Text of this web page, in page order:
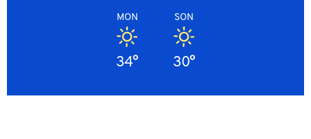
SON
30°
MON
34°